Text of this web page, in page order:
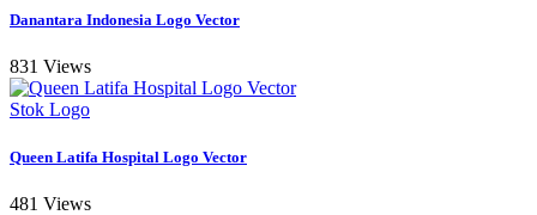
Danantara Indonesia Logo Vector
831 Views
Stok Logo
Queen Latifa Hospital Logo Vector
481 Views